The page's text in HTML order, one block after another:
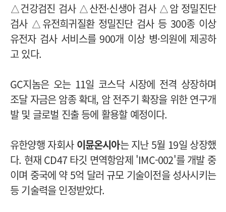
△건강검진 검사 △산전·신생아 검사 △암 정밀진단
검사 △유전희귀질환 정밀진단 검사 등 300종 이상
유전자 검사 서비스를 900개 이상 병·의원에 제공하
고 있다.
GC지놈은 오는 11일 코스닥 시장에 전격 상장하며
조달 자금은 암종 확대, 암 전주기 확장을 위한 연구개
발 및 글로벌 진출 등에 활용할 예정이다.
유한양행 자회사 이뮨온시아는 지난 5월 19일 상장했
다. 현재 CD47 타깃 면역항암제 'IMC-002'를 개발 중
이며 중국에 약 5억 달러 규모 기술이전을 성사시키는
등 기술력을 인정받았다.